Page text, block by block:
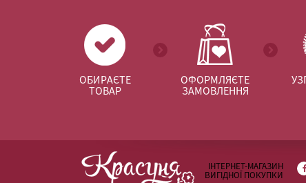
ОБИРАЄТЕ
ТОВАР
ОФОРМЛЯЄТЕ
ЗАМОВЛЕННЯ
ІНТЕРНЕТ-МАГАЗИН
ВИГІДНОЇ ПОКУПКИ